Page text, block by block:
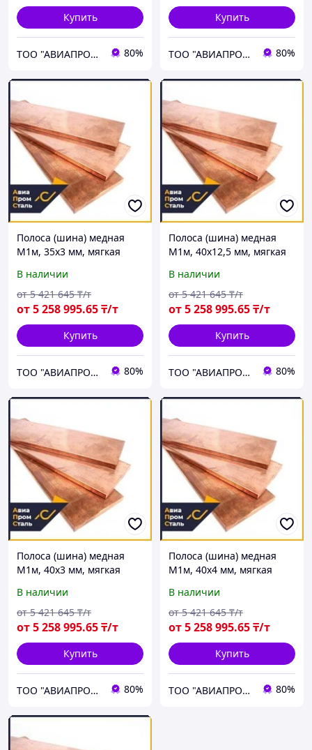
Купить
ТОО "АВИАПРОМСТАЛЬ" 80%
Купить
ТОО "АВИАПРОМСТАЛЬ" 80%
Полоса (шина) медная
М1м, 35х3 мм, мягкая
В наличии
от5 258 995.65₸/т
от 5 421 645 ₸/т
Купить
ТОО "АВИАПРОМСТАЛЬ" 80%
Полоса (шина) медная
М1м, 40х12,5 мм, мягкая
В наличии
от5 258 995.65₸/т
от 5 421 645 ₸/т
Купить
ТОО "АВИАПРОМСТАЛЬ" 80%
Полоса (шина) медная
М1м, 40х3 мм, мягкая
В наличии
от5 258 995.65₸/т
от 5 421 645 ₸/т
Купить
ТОО "АВИАПРОМСТАЛЬ" 80%
Полоса (шина) медная
М1м, 40х4 мм, мягкая
В наличии
от5 258 995.65₸/т
от 5 421 645 ₸/т
Купить
ТОО "АВИАПРОМСТАЛЬ" 80%